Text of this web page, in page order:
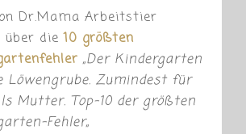
Dr.Mama Arbeitstier
über die10 größten
„Der Kindergarten
Löwengrube. Zumindest für
Mutter. Top-10 der größten
Fehler„